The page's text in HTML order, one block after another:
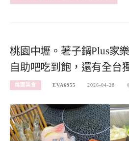
桃園中壢。荖子鍋Plus家
自助吧吃到飽，還有全台
桃園美食 EVA6955 2026-04-28